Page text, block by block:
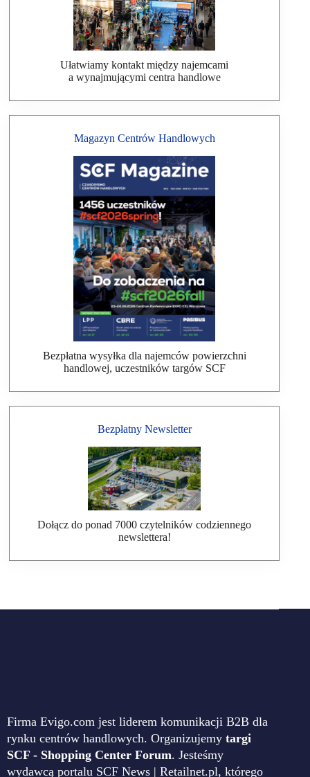
Ułatwiamy kontakt między najemcami
a wynajmującymi centra handlowe
Magazyn Centrów Handlowych
Bezpłatna wysyłka dla najemców powierzchni
handlowej, uczestników targów SCF
Bezpłatny Newsletter
Dołącz do ponad 7000 czytelników codziennego
newslettera!
Firma Evigo.com jest liderem komunikacji B2B dla
rynku centrów handlowych. Organizujemy targi
SCF - Shopping Center Forum. Jesteśmy
wydawcą portalu SCF News | Retailnet.pl, którego